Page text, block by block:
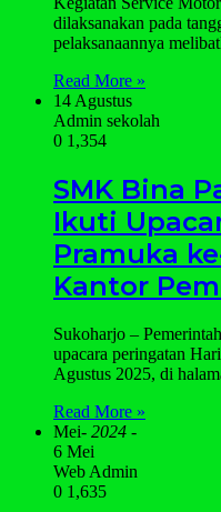
dilaksanakan pada
pelaksanaannya
Read More »
14 Agustus
Admin sekolah
0 1,354
SMK Bina
Ikuti
Pramuka
Kantor
Sukoharjo –
upacara peringatan
Agustus 2025, di
Read More »
Mei- 2024 -
6 Mei
Web Admin
0 1,635